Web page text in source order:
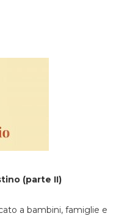
(parte II)
a bambini, famiglie e